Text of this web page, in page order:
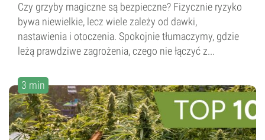
Czy grzyby magiczne są bezpieczne? Fizycznie ryzyko
bywa niewielkie, lecz wiele zależy od dawki,
nastawienia i otoczenia. Spokojnie tłumaczymy, gdzie
leżą prawdziwe zagrożenia, czego nie łączyć z...
3 min